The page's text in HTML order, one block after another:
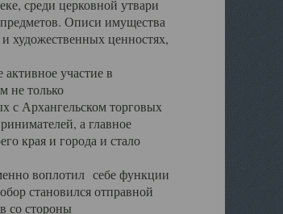
среди церковной утвари
Описи имущества
художественных ценностях,
участие в
не только
с Архангельском торговых
а главное
края и города и стало
воплотил себе функции
становился отправной
со стороны